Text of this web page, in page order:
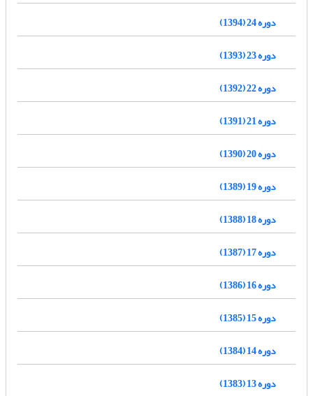
دوره 24 (1394)
دوره 23 (1393)
دوره 22 (1392)
دوره 21 (1391)
دوره 20 (1390)
دوره 19 (1389)
دوره 18 (1388)
دوره 17 (1387)
دوره 16 (1386)
دوره 15 (1385)
دوره 14 (1384)
دوره 13 (1383)